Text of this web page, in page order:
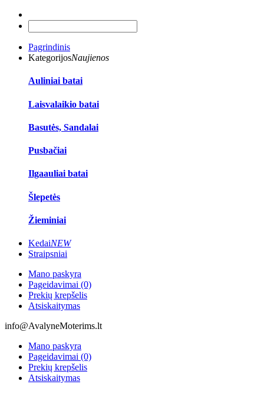
Pagrindinis
KategorijosNaujienos
Auliniai batai
Laisvalaikio batai
Basutės, Sandalai
Pusbačiai
Ilgaauliai batai
Šlepetės
Žieminiai
KedaiNEW
Straipsniai
Mano paskyra
Pageidavimai (0)
Prekių krepšelis
Atsiskaitymas
info@AvalyneMoterims.lt
Mano paskyra
Pageidavimai (0)
Prekių krepšelis
Atsiskaitymas